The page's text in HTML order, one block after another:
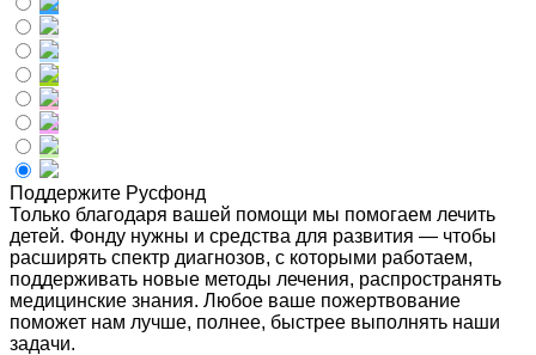
Поддержите Русфонд
Только благодаря вашей помощи мы помогаем лечить
детей. Фонду нужны и средства для развития — чтобы
расширять спектр диагнозов, с которыми работаем,
поддерживать новые методы лечения, распространять
медицинские знания. Любое ваше пожертвование
поможет нам лучше, полнее, быстрее выполнять наши
задачи.